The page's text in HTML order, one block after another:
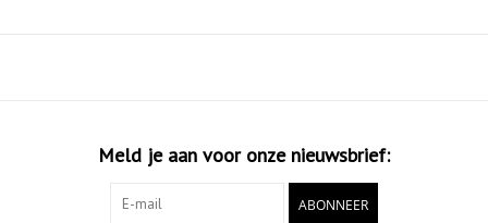
Meld je aan voor onze nieuwsbrief:
ABONNEER